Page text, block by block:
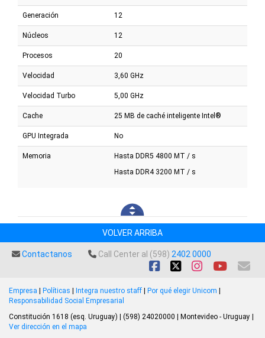
Generación 12
Núcleos 12
Procesos 20
Velocidad 3,60 GHz
Velocidad Turbo 5,00 GHz
Cache 25 MB de caché inteligente Intel®
GPU Integrada No
Memoria
Hasta DDR5 4800 MT / s
Hasta DDR4 3200 MT / s
VOLVER ARRIBA
Contactanos Call Center al (598) 2402 0000
Empresa | Políticas | Integra nuestro staff | Por qué elegir Unicom |
Responsabilidad Social Empresarial
Constitución 1618 (esq. Uruguay) | (598) 24020000 | Montevideo - Uruguay |
Ver dirección en el mapa